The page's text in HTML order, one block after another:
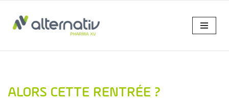
Aller
contenu
ALORS CETTE RENTRÉE ?